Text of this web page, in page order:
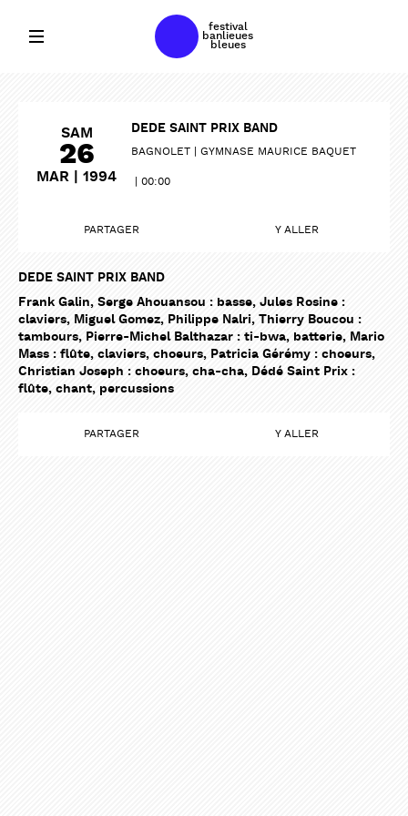
festival
banlieues
bleues
SAM
26
MAR | 1994
DEDE SAINT PRIX BAND
BAGNOLET GYMNASE MAURICE BAQUET
00:00
PARTAGER Y ALLER
DEDE SAINT PRIX BAND
Frank Galin, Serge Ahouansou : basse, Jules Rosine :
claviers, Miguel Gomez, Philippe Nalri, Thierry Boucou :
tambours, Pierre-Michel Balthazar : ti-bwa, batterie, Mario
Mass : flûte, claviers, choeurs, Patricia Gérémy : choeurs,
Christian Joseph : choeurs, cha-cha, Dédé Saint Prix :
flûte, chant, percussions
PARTAGER Y ALLER
PARTAGER
PARTAGER